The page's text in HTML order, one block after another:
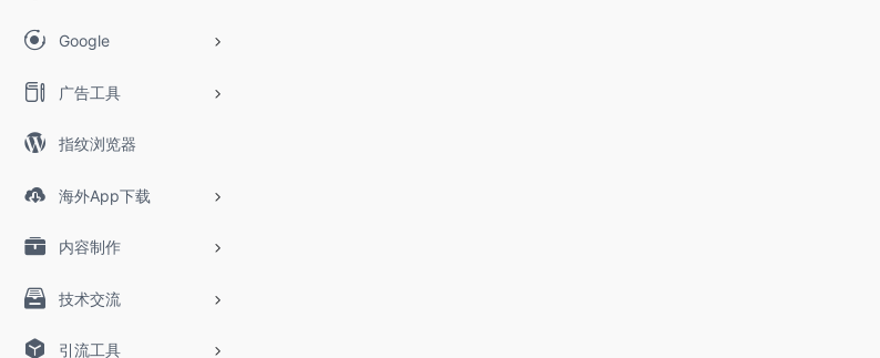
Google
广告工具
指纹浏览器
海外App下载
内容制作
技术交流
引流工具